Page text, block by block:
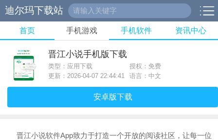
迪尔玛下载站
首页 手机游戏 手机软件 资讯中心
晋江小说手机版下载
类型：应用下载
授权：免费
更新：2026-04-07 22:44:41
语言：中文
安卓版下载
晋江小说软件App致力于打造一个开放的阅读社区，让每一位